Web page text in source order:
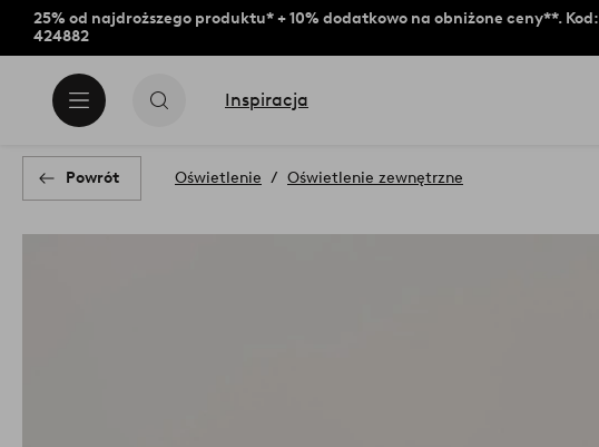
25% od najdroższego produktu* + 10% dodatkowo na obniżone ceny**. Kod:
424882
Inspiracja
Powrót Oświetlenie Oświetlenie zewnętrzne